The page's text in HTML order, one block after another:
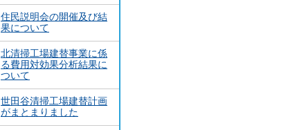
住民説明会の開催及び結
果について
北清掃工場建替事業に係
る費用対効果分析結果に
ついて
世田谷清掃工場建替計画
がまとまりました